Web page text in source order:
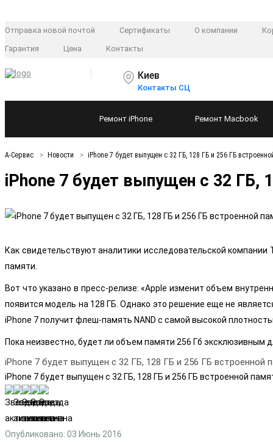
Отправка новой почтой Сертификаты О компании
Гарантия
Цена Контакты
Киев
Контакты СЦ
Ремонт iPhone Ремонт Macbook
А-Сервис Новости iPhone 7 будет выпущен с 32 ГБ, 128 ГБ и 256 ГБ
iPhone 7 будет выпущен с 32 ГБ,
Как свидетельствуют аналитики исследовательской
памяти.
Вот что указано в пресс-релизе: «Apple изменит объем
появится модель на 128 ГБ. Однако это решение еще не
iPhone 7 получит флеш-память NAND с самой высокой
Пока неизвестно, будет ли объем памяти 256 Гб эксклюзивным
iPhone 7 будет выпущен с 32 ГБ, 128 ГБ и 256 ГБ встроенной
iPhone 7 будет выпущен с 32 ГБ, 128 ГБ и 256 ГБ встроенной
Опубликовано: 03 Июнь 2016